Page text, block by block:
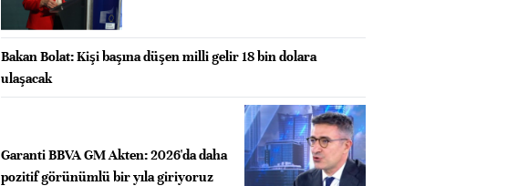
Bakan Bolat: Kişi başına düşen milli gelir 18 bin dolara
ulaşacak
Garanti BBVA GM Akten: 2026'da daha
pozitif görünümlü bir yıla giriyoruz